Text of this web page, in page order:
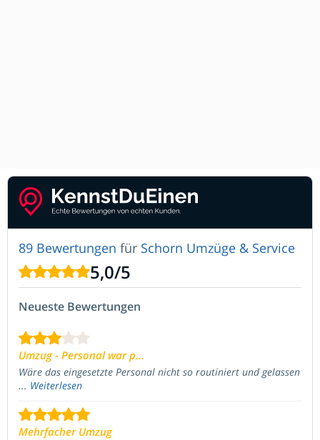
89 Bewertungen für Schorn Umzüge & Service
5,0/5
Neueste Bewertungen
Umzug - Personal war p...
Wäre das eingesetzte Personal nicht so routiniert und gelassen
... Weiterlesen
Mehrfacher Umzug